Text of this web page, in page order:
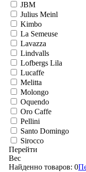
JBM
Julius Meinl
Kimbo
La Semeuse
Lavazza
Lindvalls
Lofbergs Lila
Lucaffe
Melitta
Molongo
Oquendo
Oro Caffe
Pellini
Santo Domingo
Sirocco
Перейти
Вес
Найденно товаров: 0